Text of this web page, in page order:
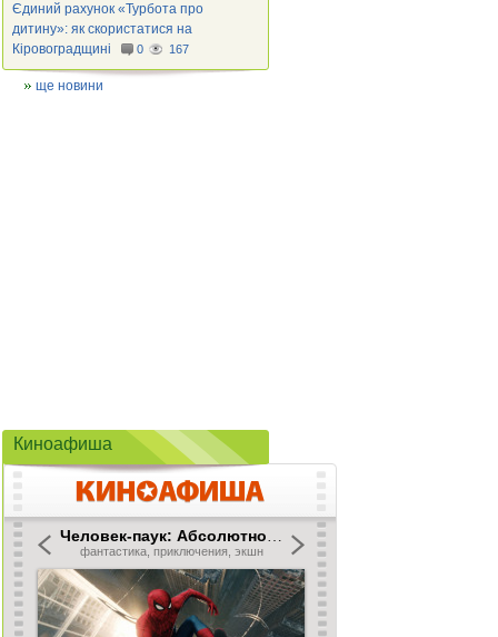
Єдиний рахунок «Турбота про
дитину»: як скористатися на
Кіровоградщині
0 167
ще новини
Киноафиша